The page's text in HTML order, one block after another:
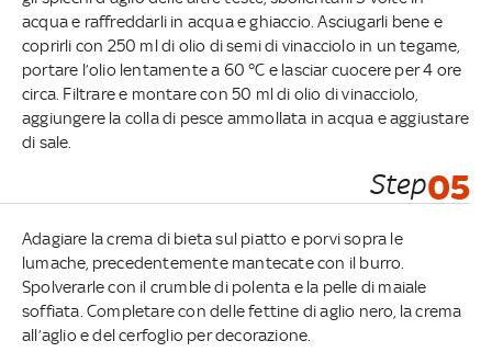
acqua e raffreddarli in acqua e ghiaccio. Asciugarli bene e
coprirli con 250 ml di olio di semi di vinacciolo in un tegame,
portare l’olio lentamente a 60 °C e lasciar cuocere per 4 ore
circa. Filtrare e montare con 50 ml di olio di vinacciolo,
aggiungere la colla di pesce ammollata in acqua e aggiustare
di sale.
Step05
Adagiare la crema di bieta sul piatto e porvi sopra le
lumache, precedentemente mantecate con il burro.
Spolverarle con il crumble di polenta e la pelle di maiale
soffiata. Completare con delle fettine di aglio nero, la crema
all’aglio e del cerfoglio per decorazione.